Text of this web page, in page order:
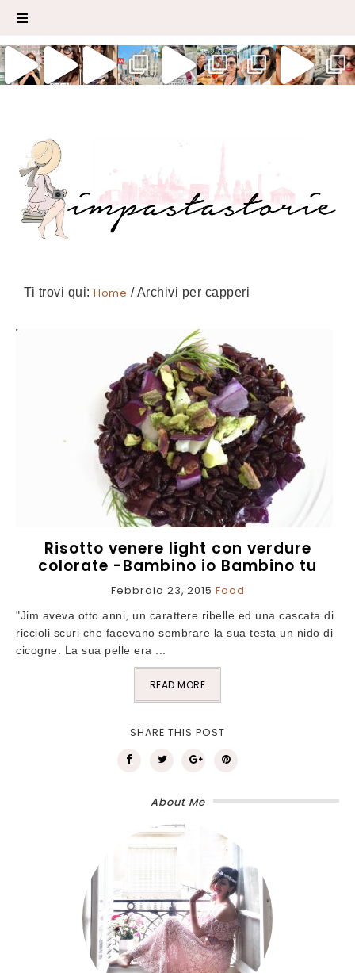
Ti trovi qui: Home /Archivi per capperi
Risotto venere light con verdure
colorate -Bambino io Bambino tu
Febbraio 23, 2015 Food
"Jim aveva otto anni, un carattere ribelle ed una cascata di
riccioli scuri che facevano sembrare la sua testa un nido di
cicogne. La sua pelle era ...
READ MORE
SHARE THIS POST
About Me